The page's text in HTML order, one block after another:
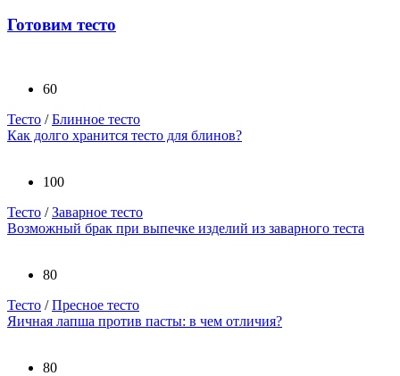
Готовим тесто
60
Тесто /Блинное тесто
Как долго хранится тесто для блинов?
100
Тесто /Заварное тесто
Возможный брак при выпечке изделий из заварного теста
80
Тесто /Пресное тесто
Яичная лапша против пасты: в чем отличия?
80